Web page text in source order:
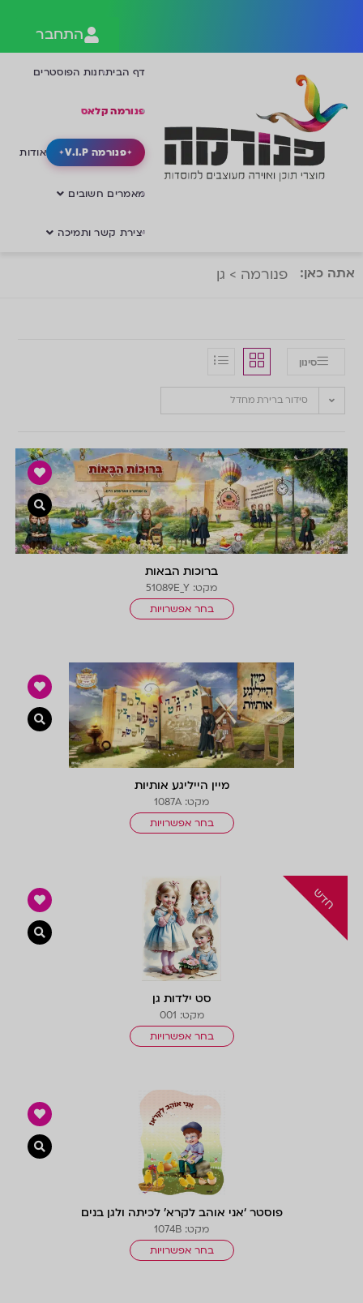
התחבר
דף הביתחנות הפוסטרים
פנורמה קלאס
פנורמה V.I.P אודות
מאמרים חשובים
יצירת קשר ותמיכה
אתה כאן: פנורמה > גן
סינון
סידור ברירת מחדל
ברוכות הבאות
מקט: 51089E_Y
בחר אפשרויות
מיין הייליגע אותיות
מקט: 1087A
בחר אפשרויות
סט ילדות גן
מקט: 001
בחר אפשרויות
פוסטר ‘אני אוהב לקרא’ לכיתה ולגן בנים
מקט: 1074B
בחר אפשרויות